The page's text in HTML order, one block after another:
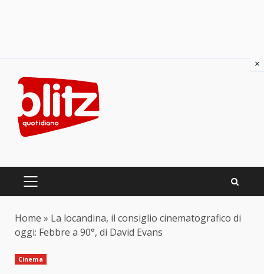
content
PRIMARY
Home » La locandina, il consiglio cinematografico di
oggi: Febbre a 90°, di David Evans
Cinema
×